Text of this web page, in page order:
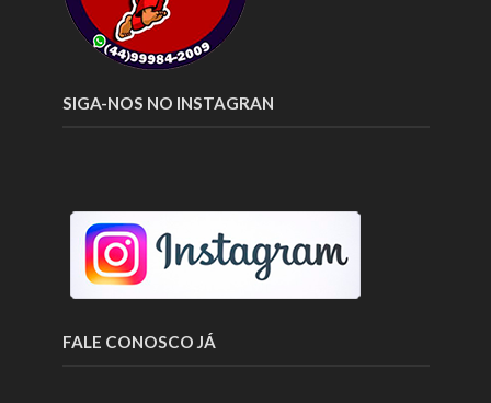
SIGA-NOS NO INSTAGRAN
FALE CONOSCO JÁ